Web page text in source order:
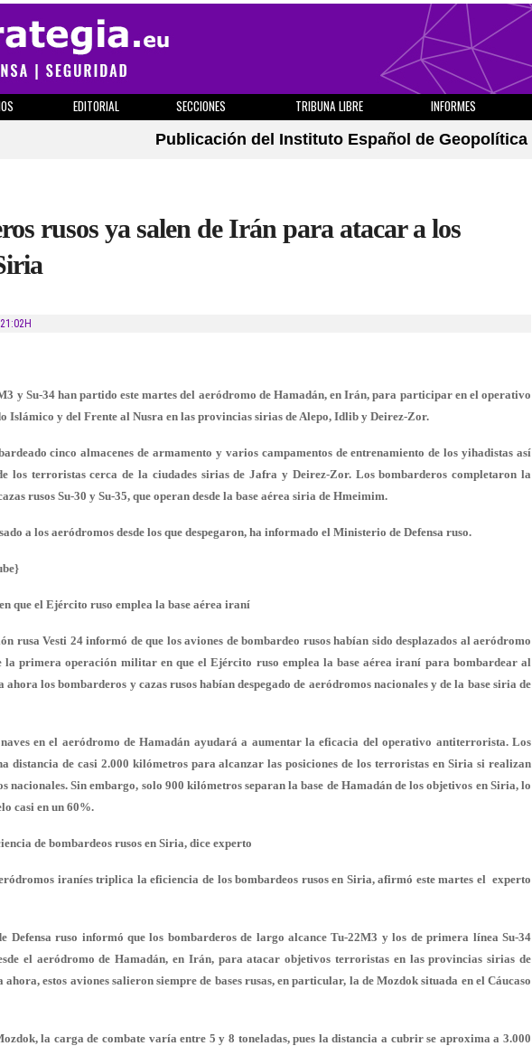
EDITORIAL SECCIONES TRIBUNA LIBRE INFORMES
Publicación del Instituto Español de Geopolítica
rusos ya salen de Irán para atacar a los
21:02H
y Su-34 han partido este martes del aeródromo de Hamadán, en Irán, para participar en el operativo
Islámico y del Frente al Nusra en las provincias sirias de Alepo, Idlib y Deirez-Zor.
cinco almacenes de armamento y varios campamentos de entrenamiento de los yihadistas así
los terroristas cerca de la ciudades sirias de Jafra y Deirez-Zor. Los bombarderos completaron la
rusos Su-30 y Su-35, que operan desde la base aérea siria de Hmeimim.
a los aeródromos desde los que despegaron, ha informado el Ministerio de Defensa ruso.
que el Ejército ruso emplea la base aérea iraní
rusa Vesti 24 informó de que los aviones de bombardeo rusos habían sido desplazados al aeródromo
la primera operación militar en que el Ejército ruso emplea la base aérea iraní para bombardear al
los bombarderos y cazas rusos habían despegado de aeródromos nacionales y de la base siria de
en el aeródromo de Hamadán ayudará a aumentar la eficacia del operativo antiterrorista. Los
distancia de casi 2.000 kilómetros para alcanzar las posiciones de los terroristas en Siria si realizan
nacionales. Sin embargo, solo 900 kilómetros separan la base de Hamadán de los objetivos en Siria, lo
casi en un 60%.
de bombardeos rusos en Siria, dice experto
iraníes triplica la eficiencia de los bombardeos rusos en Siria, afirmó este martes el experto
Defensa ruso informó que los bombarderos de largo alcance Tu-22M3 y los de primera línea Su-34
el aeródromo de Hamadán, en Irán, para atacar objetivos terroristas en las provincias sirias de
estos aviones salieron siempre de bases rusas, en particular, la de Mozdok situada en el Cáucaso
la carga de combate varía entre 5 y 8 toneladas, pues la distancia a cubrir se aproxima a 3.000